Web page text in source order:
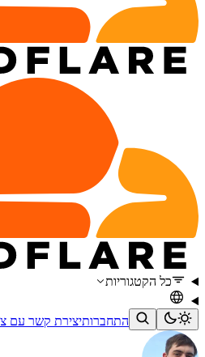
כל הקטגוריות
התחברותיצירת קשר עם